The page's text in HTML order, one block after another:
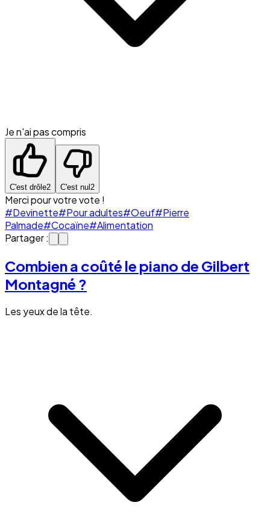
Je n'ai pas compris
C'est drôle2 C'est nul2
Merci pour votre vote !
#Devinette#Pour adultes#Oeuf#Pierre
Palmade#Cocaïne#Alimentation
Partager :
Combien a coûté le piano de Gilbert
Montagné ?
Les yeux de la tête.